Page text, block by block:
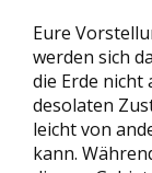
Eure
werden sich
die Erde nicht
desolaten
leicht von
kann.